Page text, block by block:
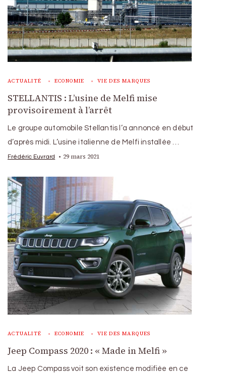
ACTUALITÉ ECONOMIE VIE DES MARQUES
STELLANTIS : L’usine de Melfi mise
provisoirement à l’arrêt
Le groupe automobile Stellantis l’a annoncé en début
d’après midi. L’usine italienne de Melfi installée …
Frédéric Euvrard 29 mars 2021
ACTUALITÉ ECONOMIE VIE DES MARQUES
Jeep Compass 2020 : « Made in Melfi »
La Jeep Compass voit son existence modifiée en ce